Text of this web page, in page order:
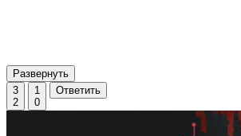
Развернуть
3
2
1
0
Ответить